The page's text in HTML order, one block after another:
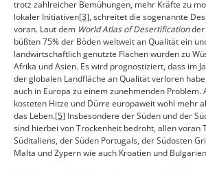
trotz zahlreicher Bemühungen, mehr Kräfte zu
lokaler Initiativen[3], schreitet die sogenannte
voran. Laut dem World Atlas of Desertificationder
büßten 75% der Böden weltweit an Qualität ein
landwirtschaftlich genutzte Flächen wurden zu
Afrika und Asien. Es wird prognostiziert, dass im
der globalen Landfläche an Qualität verloren
auch in Europa zu einem zunehmenden Problem.
kosteten Hitze und Dürre europaweit wohl mehr
das Leben.[5] Insbesondere der Süden und der
sind hierbei von Trockenheit bedroht, allen voran
Süditaliens, der Süden Portugals, der Südosten
Malta und Zypern wie auch Kroatien und